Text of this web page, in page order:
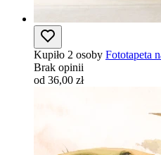
Kupiło 2 osoby Fototapeta
Brak opinii
od 36,00 zł